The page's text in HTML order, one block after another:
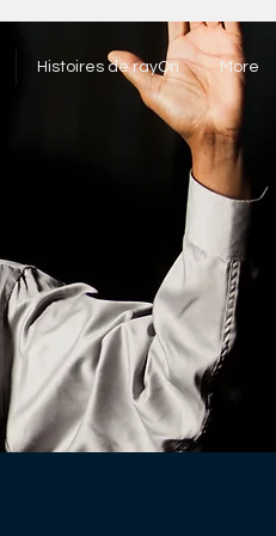
Histoires de rayOn More